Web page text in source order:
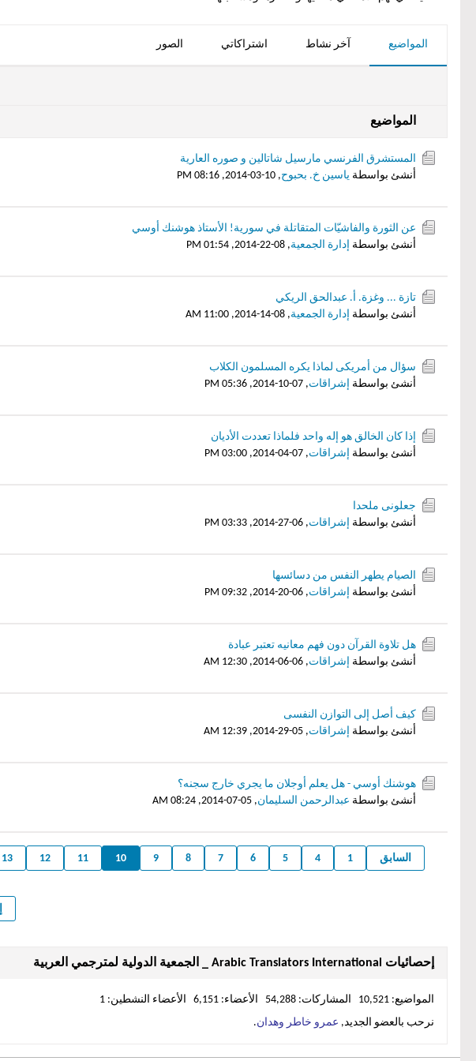
المواضيع آخر نشاط اشتراكاتي الصور
المواضيع
المستشرق الفرنسي مارسيل شاتالين و صوره العارية
أنشئ بواسطة ياسين خ. بحبوح,
10-03-2014, 08:16 PM
عن الثورة والفاشيّات المتقاتلة في سورية! الأستاذ هوشنك أوسي
أنشئ بواسطة إدارة الجمعية,
08-22-2014, 01:54 PM
تازة ... وغزة. أ. عبدالحق الريكي
أنشئ بواسطة إدارة الجمعية,
08-14-2014, 11:00 AM
سؤال من أمريكى لماذا يكره المسلمون الكلاب
أنشئ بواسطة إشراقات,
07-10-2014, 05:36 PM
إذا كان الخالق هو إله واحد فلماذا تعددت الأديان
أنشئ بواسطة إشراقات,
07-04-2014, 03:00 PM
جعلونى ملحدا
أنشئ بواسطة إشراقات,
06-27-2014, 03:33 PM
الصيام يطهر النفس من دسائسها
أنشئ بواسطة إشراقات,
06-20-2014, 09:32 PM
هل تلاوة القرآن دون فهم معانيه تعتبر عبادة
أنشئ بواسطة إشراقات,
06-06-2014, 12:30 AM
كيف أصل إلى التوازن النفسى
أنشئ بواسطة إشراقات,
05-29-2014, 12:39 AM
هوشنك أوسي - هل يعلم أوجلان ما يجري خارج سجنه؟
أنشئ بواسطة عبدالرحمن السليمان,
05-07-2014, 08:24 AM
السابق 1
4
5
6
7
8
9
10
11
12
13
إحصائيات Arabic Translators International _ الجمعية الدولية لمترجمي العربية
المواضيع: 10,521 المشاركات: 54,288 الأعضاء: 6,151 الأعضاء النشطين: 1
نرحب بالعضو الجديد, عمرو خاطر وهدان.